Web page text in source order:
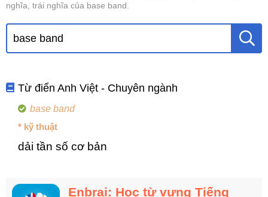
nghĩa, trái nghĩa của base band.
Từ điển Anh Việt - Chuyên ngành
base band
* kỹ thuật
dải tần số cơ bản
Enbrai: Học từ vựng Tiếng